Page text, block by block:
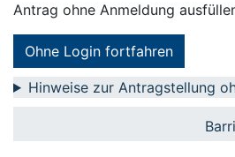
Antrag ohne Anmeldung
Ohne Login fortfahren
Hinweise zur Antragstellung